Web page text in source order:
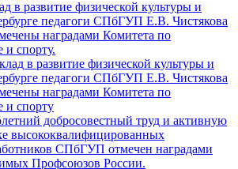
в развитие физической культуры и
педагоги СПбГУП Е.В. Чистякова
наградами Комитета по
и спорту